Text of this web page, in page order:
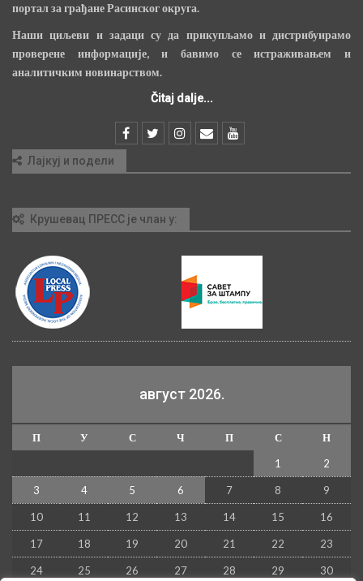
портал за грађане Расинског округа.
Наши циљеви и задаци су да прикупљамо и дистрибуирамо
проверене информације, и бавимо се истраживањем и
аналитичким новинарством.
Čitaj dalje...
Лајкуј и подели
Крушевац ПРЕСС је члан у:
август 2026.
П У С Ч П С
Н
1
2
3 4 5 6 7 8 9
10 11 12 13 14 15 16
17 18 19 20 21 22 23
24 25 26 27 28 29 30